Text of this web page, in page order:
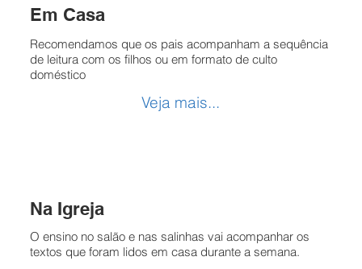
Em Casa
Veja mais...
Recomendamos que os pais acompanham a sequência
de leitura com os filhos ou em formato de culto
doméstico
Na Igreja
O ensino no salão e nas salinhas vai acompanhar os
textos que foram lidos em casa durante a semana.